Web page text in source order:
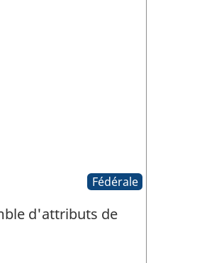
Fédérale
d'attributs de